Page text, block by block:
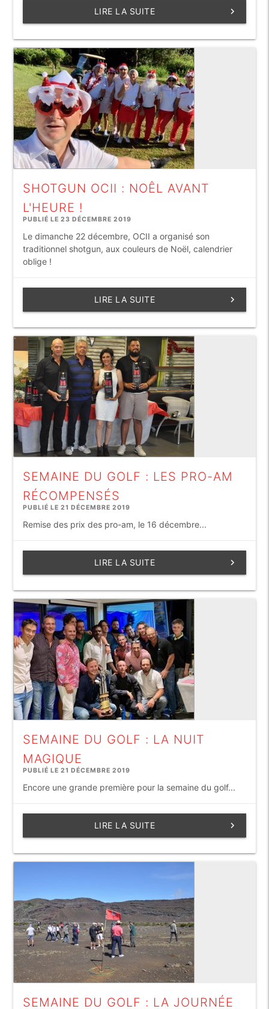
keyboard_arrow_right
LIRE LA SUITE
SHOTGUN OCII : NOÊL AVANT
L'HEURE !
PUBLIÉ LE 23 DÉCEMBRE 2019
Le dimanche 22 décembre, OCII a organisé son
traditionnel shotgun, aux couleurs de Noël, calendrier
oblige !
keyboard_arrow_right
LIRE LA SUITE
SEMAINE DU GOLF : LES PRO-AM
RÉCOMPENSÉS
PUBLIÉ LE 21 DÉCEMBRE 2019
Remise des prix des pro-am, le 16 décembre...
keyboard_arrow_right
LIRE LA SUITE
SEMAINE DU GOLF : LA NUIT
MAGIQUE
PUBLIÉ LE 21 DÉCEMBRE 2019
Encore une grande première pour la semaine du golf...
keyboard_arrow_right
LIRE LA SUITE
SEMAINE DU GOLF : LA JOURNÉE